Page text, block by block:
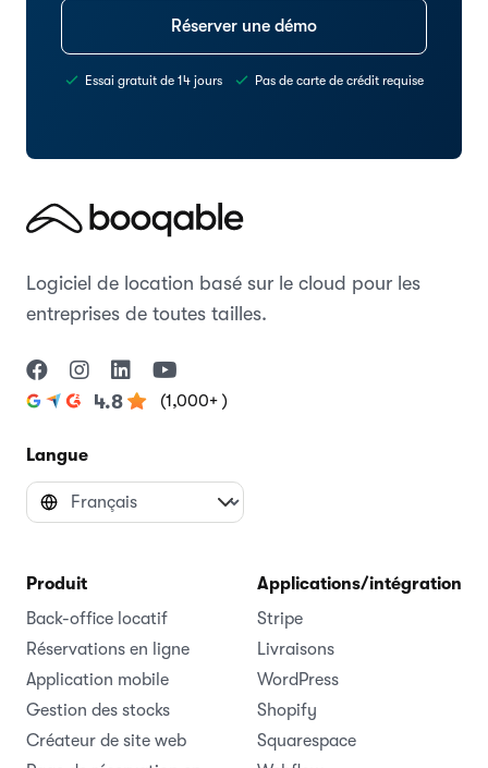
Réserver une démo
Essai gratuit de 14 jours Pas de carte de crédit requise
Logiciel de location basé sur le cloud pour les
entreprises de toutes tailles.
4.8 (1,000+ )
Langue
Produit
Back-office locatif
Réservations en ligne
Application mobile
Gestion des stocks
Créateur de site web
Applications/intégrations
Stripe
Livraisons
WordPress
Shopify
Squarespace